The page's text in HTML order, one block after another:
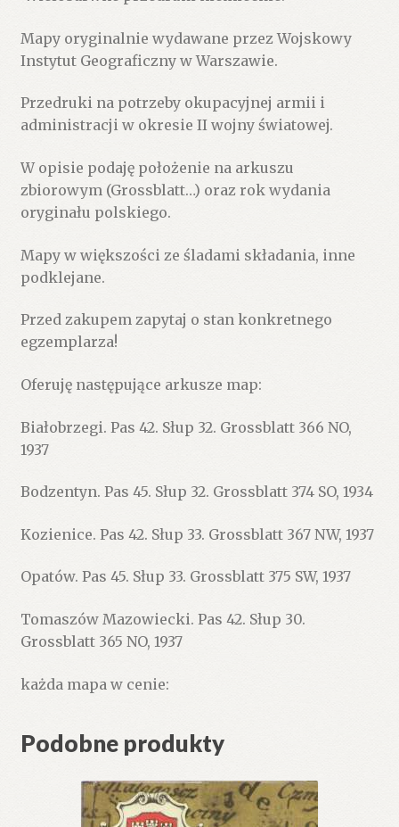
Mapy oryginalnie wydawane przez Wojskowy
Instytut Geograficzny w Warszawie.
Przedruki na potrzeby okupacyjnej armii i
administracji w okresie II wojny światowej.
W opisie podaję położenie na arkuszu
zbiorowym (Grossblatt…) oraz rok wydania
oryginału polskiego.
Mapy w większości ze śladami składania, inne
podklejane.
Przed zakupem zapytaj o stan konkretnego
egzemplarza!
Oferuję następujące arkusze map:
Białobrzegi. Pas 42. Słup 32. Grossblatt 366 NO,
1937
Bodzentyn. Pas 45. Słup 32. Grossblatt 374 SO, 1934
Kozienice. Pas 42. Słup 33. Grossblatt 367 NW, 1937
Opatów. Pas 45. Słup 33. Grossblatt 375 SW, 1937
Tomaszów Mazowiecki. Pas 42. Słup 30.
Grossblatt 365 NO, 1937
każda mapa w cenie:
Podobne produkty